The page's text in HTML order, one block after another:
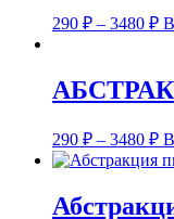
290 ₽ – 3480 ₽
290 ₽ – 3480 ₽